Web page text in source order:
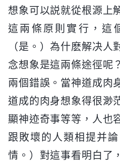
想象可以説就從根源上
這兩條原則實行，這
（是。）為什麽解决
念想象是這兩條途徑呢
兩個錯誤。當神道成肉
道成的肉身想象得很渺
顯神迹奇事等等，人也
跟敗壞的人類相提并
情。）對這事看明白了